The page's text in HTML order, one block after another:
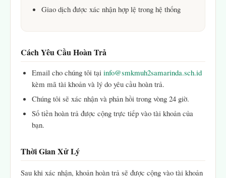
Giao dịch được xác nhận hợp lệ trong hệ thống
Cách Yêu Cầu Hoàn Trả
Email cho chúng tôi tại info@smkmuh2samarinda.sch.id
kèm mã tài khoản và lý do yêu cầu hoàn trả.
Chúng tôi sẽ xác nhận và phản hồi trong vòng 24 giờ.
Số tiền hoàn trả được cộng trực tiếp vào tài khoản của
bạn.
Thời Gian Xử Lý
Sau khi xác nhận, khoản hoàn trả sẽ được cộng vào tài khoản